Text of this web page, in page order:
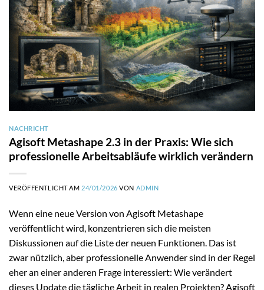
NACHRICHT
Agisoft Metashape 2.3 in der Praxis: Wie sich
professionelle Arbeitsabläufe wirklich verändern
VERÖFFENTLICHT AM 24/01/2026 VON ADMIN
Wenn eine neue Version von Agisoft Metashape
veröffentlicht wird, konzentrieren sich die meisten
Diskussionen auf die Liste der neuen Funktionen. Das ist
zwar nützlich, aber professionelle Anwender sind in der Regel
eher an einer anderen Frage interessiert: Wie verändert
dieses Update die tägliche Arbeit in realen Projekten? Agisoft